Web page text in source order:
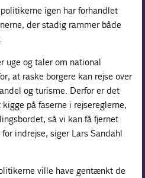
igen har forhandlet
der stadig rammer både
uge og taler om national
at raske borgere kan rejse over
og turisme. Derfor er det
på faserne i rejsereglerne,
så vi kan få fjernet
indrejse, siger Lars Sandahl
ville have gentænkt de